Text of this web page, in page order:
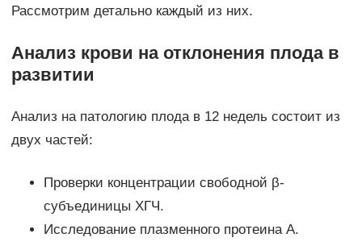
Рассмотрим детально каждый из них.
Анализ крови на отклонения плода в
развитии
Анализ на патологию плода в 12 недель состоит из
двух частей:
Проверки концентрации свободной β-
субъединицы ХГЧ.
Исследование плазменного протеина А.